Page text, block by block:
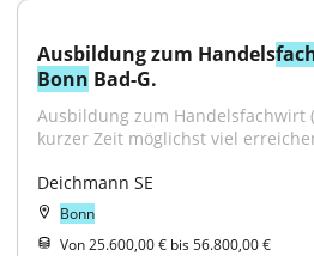
Ausbildung zum Handels
Bonn Bad-G.
Ausbildung zum Handelsfachwirt
kurzer Zeit möglichst viel
Deichmann SE
Bonn
Von 25.600,00 € bis 56.800,00 €